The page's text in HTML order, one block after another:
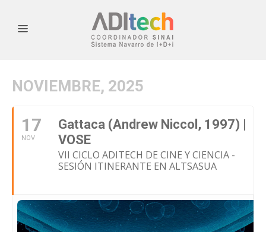
NOVIEMBRE, 2025
17
NOV
Gattaca (Andrew Niccol, 1997) |
VOSE
VII CICLO ADITECH DE CINE Y CIENCIA -
SESIÓN ITINERANTE EN ALTSASUA